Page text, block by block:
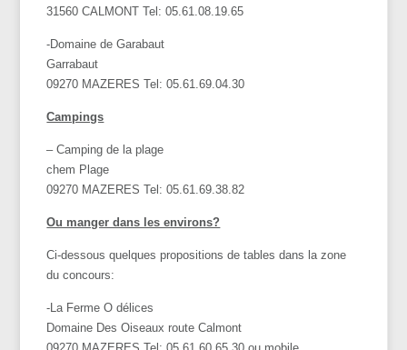
31560 CALMONT Tel: 05.61.08.19.65
-Domaine de Garabaut
Garrabaut
09270 MAZERES Tel: 05.61.69.04.30
Campings
– Camping de la plage
chem Plage
09270 MAZERES Tel: 05.61.69.38.82
Ou manger dans les environs?
Ci-dessous quelques propositions de tables dans la zone
du concours:
-La Ferme O délices
Domaine Des Oiseaux route Calmont